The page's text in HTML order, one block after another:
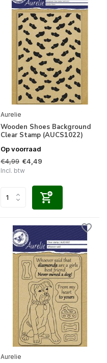
Aurelie
Wooden Shoes Background
Clear Stamp (AUCS1022)
Op voorraad
€4,99 €4,49
Incl. btw
Aurelie